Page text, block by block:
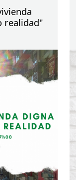
actividad
realidad"